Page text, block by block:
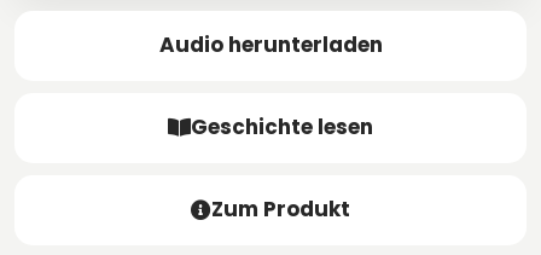
Audio herunterladen
Geschichte lesen
Zum Produkt